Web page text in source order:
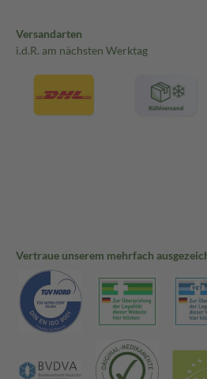
Versandarten
i.d.R. am nächsten Werktag
Vertraue unserem mehrfach